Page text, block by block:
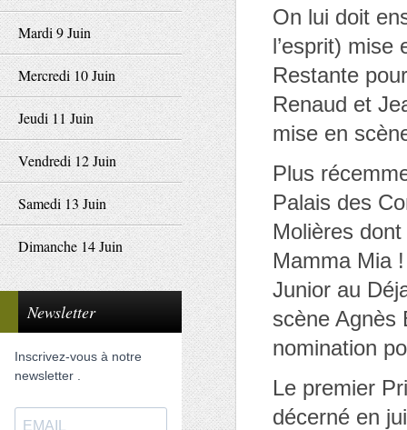
Mardi 9 Juin
Mercredi 10 Juin
Jeudi 11 Juin
Vendredi 12 Juin
Samedi 13 Juin
Dimanche 14 Juin
Newsletter
Inscrivez-vous à notre
newsletter .
On lui doit
l’esprit) mise
Restante
Renaud et
mise en
Plus
Palais des
Molières
Mamma Mia
Junior au
scène Agnès
nomination
Le premier
décerné en